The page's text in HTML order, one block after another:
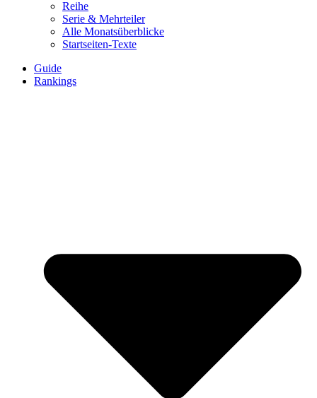
Reihe
Serie & Mehrteiler
Alle Monatsüberblicke
Startseiten-Texte
Guide
Rankings